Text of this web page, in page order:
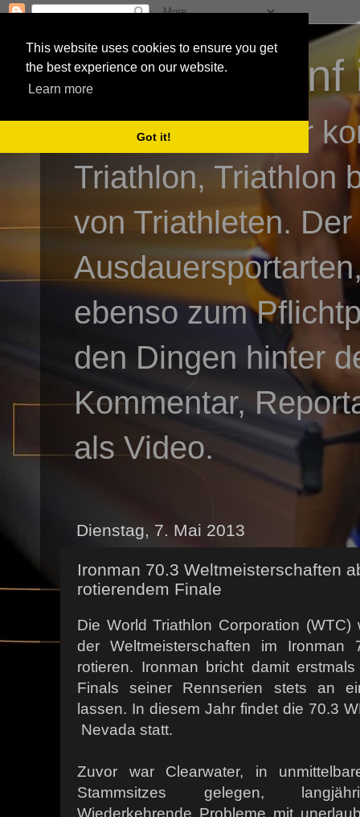
This website uses cookies to ensure you get
the best experience on our website.
Learn more
Got it!
3athlon - #dnf
Kai Baumgartner
Triathlon, Triathlon
von Triathleten.
ebenso zum
den Dingen hinter
Kommentar,
als Video.
Dienstag, 7. Mai 2013
Ironman 70.3 Weltmeisterschaften
rotierendem Finale
Die World Triathlon Corporation (WTC)
der Weltmeisterschaften im Ironman
rotieren. Ironman bricht damit
Finals seiner Rennserien stets an
lassen. In diesem Jahr findet die 70.3
Nevada statt.
Zuvor war Clearwater, in
Stammsitzes gelegen,
Wiederkehrende Probleme mit